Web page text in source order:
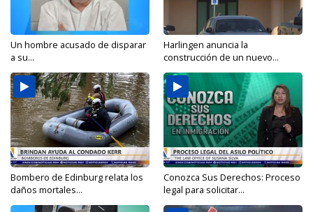
Un hombre acusado de disparar
a su...
Harlingen anuncia la
construcción de un nuevo...
Bombero de Edinburg relata los
daños mortales...
Conozca Sus Derechos: Proceso
legal para solicitar...